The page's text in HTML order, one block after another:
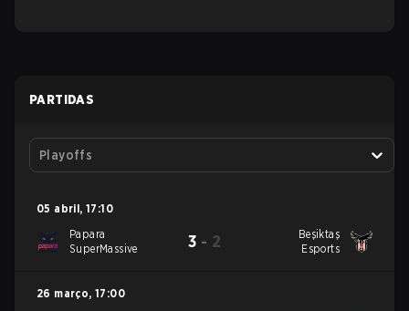
PARTIDAS
Playoffs
05 abril, 17:10
Papara
SuperMassive
3 - 2
Beşiktaş
Esports
26 março, 17:00